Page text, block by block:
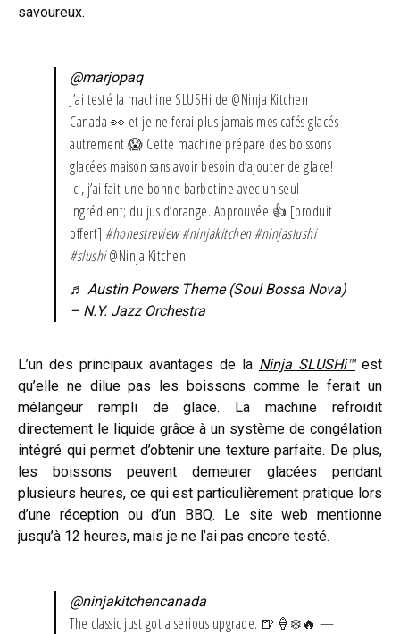
savoureux.
@marjopaq
J’ai testé la machine SLUSHi de @Ninja Kitchen
Canada 👀 et je ne ferai plus jamais mes cafés glacés
autrement 😱 Cette machine prépare des boissons
glacées maison sans avoir besoin d’ajouter de glace!
Ici, j’ai fait une bonne barbotine avec un seul
ingrédient; du jus d’orange. Approuvée 👍 [produit
offert] #honestreview #ninjakitchen #ninjaslushi
#slushi@Ninja Kitchen
♬ Austin Powers Theme (Soul Bossa Nova)
– N.Y. Jazz Orchestra
L’un des principaux avantages de la Ninja SLUSHi™est
qu’elle ne dilue pas les boissons comme le ferait un
mélangeur rempli de glace. La machine refroidit
directement le liquide grâce à un système de congélation
intégré qui permet d’obtenir une texture parfaite. De plus,
les boissons peuvent demeurer glacées pendant
plusieurs heures, ce qui est particulièrement pratique lors
d’une réception ou d’un BBQ. Le site web mentionne
jusqu’à 12 heures, mais je ne l’ai pas encore testé.
@ninjakitchencanada
The classic just got a serious upgrade. 🍺🍦❄️🔥 —